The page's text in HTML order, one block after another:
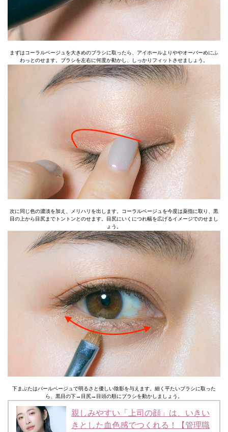
まずはコーラルベージュを大きめのブラシに取ったら、アイホールよりややオーバーめにふ
わっとのせます。ブラシを左右に何度か動かし、しっかりフィットさせましょう。
次に同じ色の濃淡を加え、メリハリを出します。コーラルベージュを今度は薬指に取り、黒
目の上から目尻までトントンとのせます。目尻にいくにつれ幅を広げるイメージでのせまし
ょう。
下まぶたはパールベージュで明るさと優しい陰影を与えます。細く平たいブラシに取った
ら、黒目の下→目尻→目頭の順にブラシを動かしましょう。
親しみやすい「上司の顔」は、いきい
きとした血色感でつくれる！【管理職